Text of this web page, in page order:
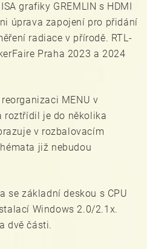
grafiky GREMLIN s HDMI
úprava zapojení pro přidání
radiace v přírodě. RTL-
Praha 2023 a 2024
MENU v
roztřídil je do několika
v rozbalovacím
již nebudou
se základní deskou s CPU
Windows 2.0/2.1x.
dvě části.